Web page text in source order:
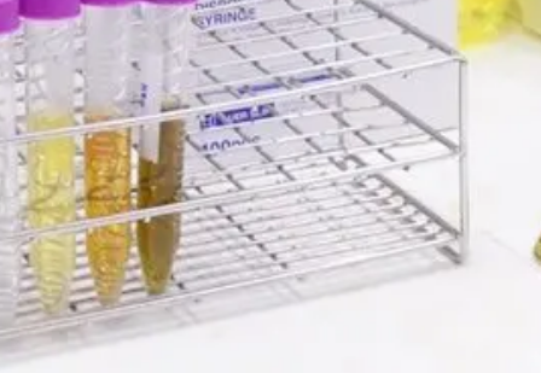
Pavilion โดยงาน “CPHI
2023”